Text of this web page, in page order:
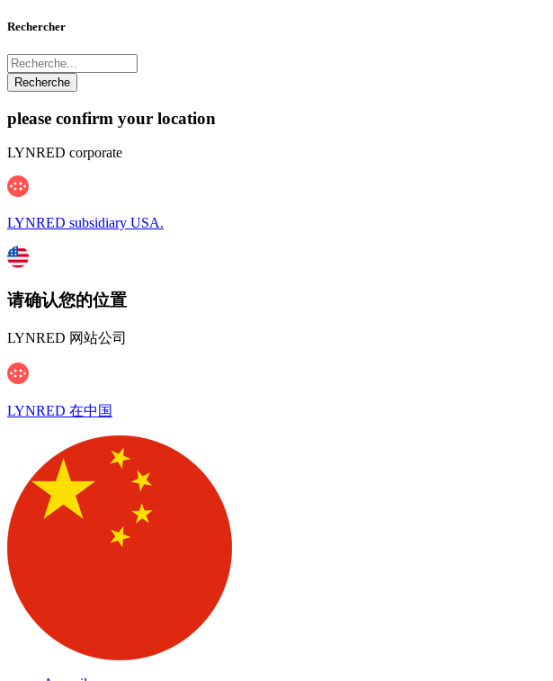
Rechercher
please confirm your location
LYNRED corporate
LYNRED subsidiary USA.
请确认您的位置
LYNRED 网站公司
LYNRED 在中国